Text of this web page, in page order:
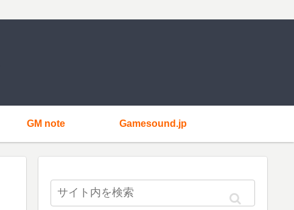
GM note Gamesound.jp